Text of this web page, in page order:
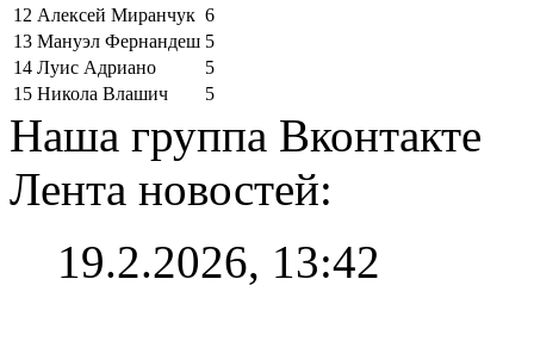
12 Алексей Миранчук 6
13 Мануэл Фернандеш 5
14 Луис Адриано
5
15 Никола Влашич 5
Наша группа Вконтакте
Лента новостей:
19.2.2026, 13:42